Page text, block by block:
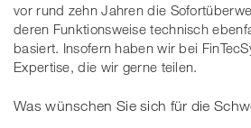
vor rund zehn Jahren die
deren Funktionsweise technisch
basiert. Insofern haben wir bei
Expertise, die wir gerne teilen.
Was wünschen Sie sich für die